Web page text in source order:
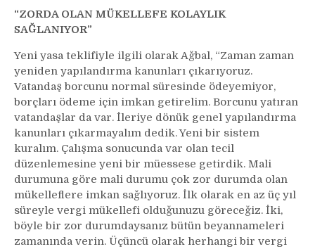
“ZORDA OLAN MÜKELLEFE KOLAYLIK
SAĞLANIYOR”
Yeni yasa teklifiyle ilgili olarak Ağbal, “Zaman zaman
yeniden yapılandırma kanunları çıkarıyoruz.
Vatandaş borcunu normal süresinde ödeyemiyor,
borçları ödeme için imkan getirelim. Borcunu yatıran
vatandaşlar da var. İleriye dönük genel yapılandırma
kanunları çıkarmayalım dedik. Yeni bir sistem
kuralım. Çalışma sonucunda var olan tecil
düzenlemesine yeni bir müessese getirdik. Mali
durumuna göre mali durumu çok zor durumda olan
mükelleflere imkan sağlıyoruz. İlk olarak en az üç yıl
süreyle vergi mükellefi olduğunuzu göreceğiz. İki,
böyle bir zor durumdaysanız bütün beyannameleri
zamanında verin. Üçüncü olarak herhangi bir vergi